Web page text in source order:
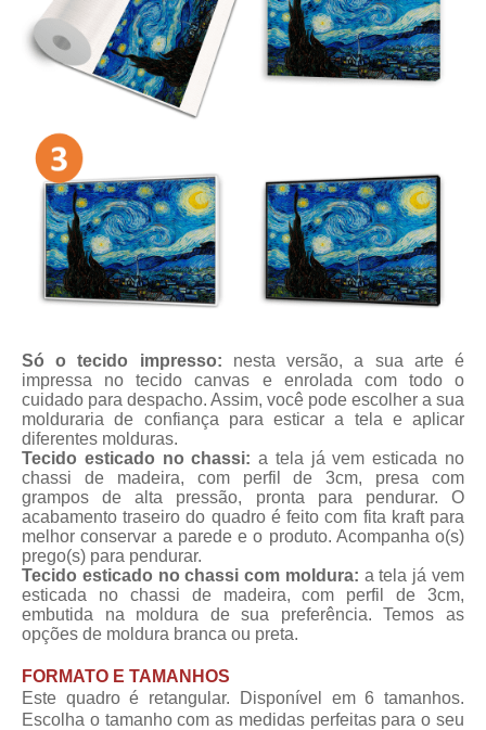
Só o tecido impresso: nesta versão, a sua arte é
impressa no tecido canvas e enrolada com todo o
cuidado para despacho. Assim, você pode escolher a sua
molduraria de confiança para esticar a tela e aplicar
diferentes molduras.
Tecido esticado no chassi: a tela já vem esticada no
chassi de madeira, com perfil de 3cm, presa com
grampos de alta pressão, pronta para pendurar. O
acabamento traseiro do quadro é feito com fita kraft para
melhor conservar a parede e o produto. Acompanha o(s)
prego(s) para pendurar.
Tecido esticado no chassi com moldura: a tela já vem
esticada no chassi de madeira, com perfil de 3cm,
embutida na moldura de sua preferência. Temos as
opções de moldura branca ou preta.
FORMATO E TAMANHOS
Este quadro é retangular. Disponível em 6 tamanhos.
Escolha o tamanho com as medidas perfeitas para o seu